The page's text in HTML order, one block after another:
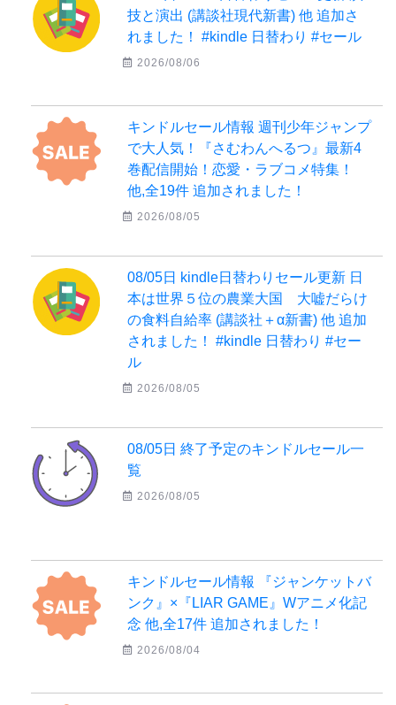
技と演出 (講談社現代新書) 他 追加さ
れました！ #kindle 日替わり #セール
2026/08/06
キンドルセール情報 週刊少年ジャンプ
で大人気！『さむわんへるつ』最新4
巻配信開始！恋愛・ラブコメ特集！
他,全19件 追加されました！
2026/08/05
08/05日 kindle日替わりセール更新 日
本は世界５位の農業大国 大嘘だらけ
の食料自給率 (講談社＋α新書) 他 追加
されました！ #kindle 日替わり #セー
ル
2026/08/05
08/05日 終了予定のキンドルセール一
覧
2026/08/05
キンドルセール情報 『ジャンケットバ
ンク』×『LIAR GAME』Wアニメ化記
念 他,全17件 追加されました！
2026/08/04